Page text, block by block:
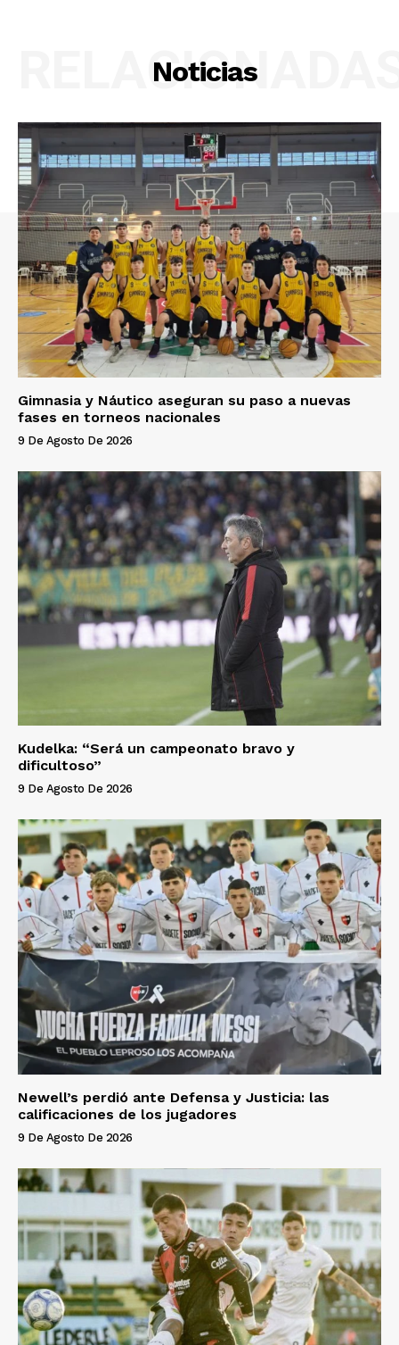
Noticias
Gimnasia y Náutico aseguran su paso a nuevas
fases en torneos nacionales
9 De Agosto De 2026
Kudelka: “Será un campeonato bravo y
dificultoso”
9 De Agosto De 2026
Newell’s perdió ante Defensa y Justicia: las
calificaciones de los jugadores
9 De Agosto De 2026